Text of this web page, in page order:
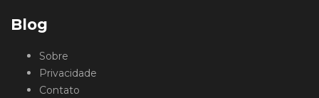
Blog
Sobre
Privacidade
Contato